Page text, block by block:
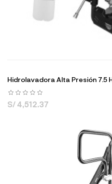
Hidrolavadora Alta Presión 7.5
S/ 4,512.37